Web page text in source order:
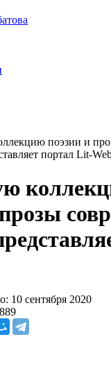
поэзии и
портал Lit-
10 сентября 2020